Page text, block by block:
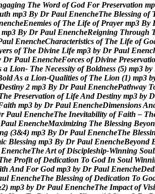
gaging The Word of God For Preservation mp
uth mp3 By Dr Paul EnencheThe Blessing of
encheEnemies of The Life of Prayer mp3 By
mp3 By Dr Paul EnencheReigning Through
aul EnencheCharacteristics of The Life of Go
ers of The Divine Life mp3 by Dr Paul Enenc
Dr Paul EnencheForces of Divine Preservatio
a Lion- The Necessity of Boldness (5) mp3 by
oldAs a Lion-Qualities of The Lion (1) mp3 b
Destiny 2 mp3 By Dr Paul EnenchePathway T
he Preservation of LifeAnd Destiny mp3 by D
aith mp3 by Dr Paul EnencheDimensionsAn
r Paul EnencheThe Inevitability of Faith – Th
Paul EnencheMaximizing The Blessing Beyon
ng (3&4) mp3 By Dr Paul EnencheThe Blessin
ic Blessing mp3 By Dr Paul EnencheBeyond
EnencheTheArt of Discipleship-Winning Soul
he Profit of Dedication To God In Soul Winni
ith And For God mp3 by Dr Paul EnencheDed
ul EnencheThe Blessing of Dedication To Go
2) mp3 by Dr Paul EnencheThe Impact of Visi